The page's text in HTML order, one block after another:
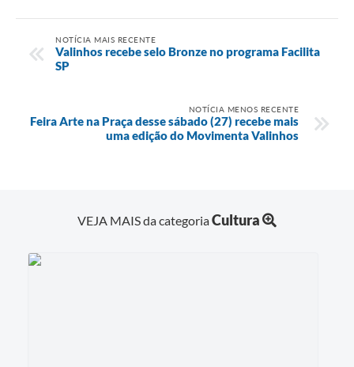
NOTÍCIA MAIS RECENTE
Valinhos recebe selo Bronze no programa Facilita
SP
NOTÍCIA MENOS RECENTE
Feira Arte na Praça desse sábado (27) recebe mais
uma edição do Movimenta Valinhos
VEJA MAIS da categoriaCultura